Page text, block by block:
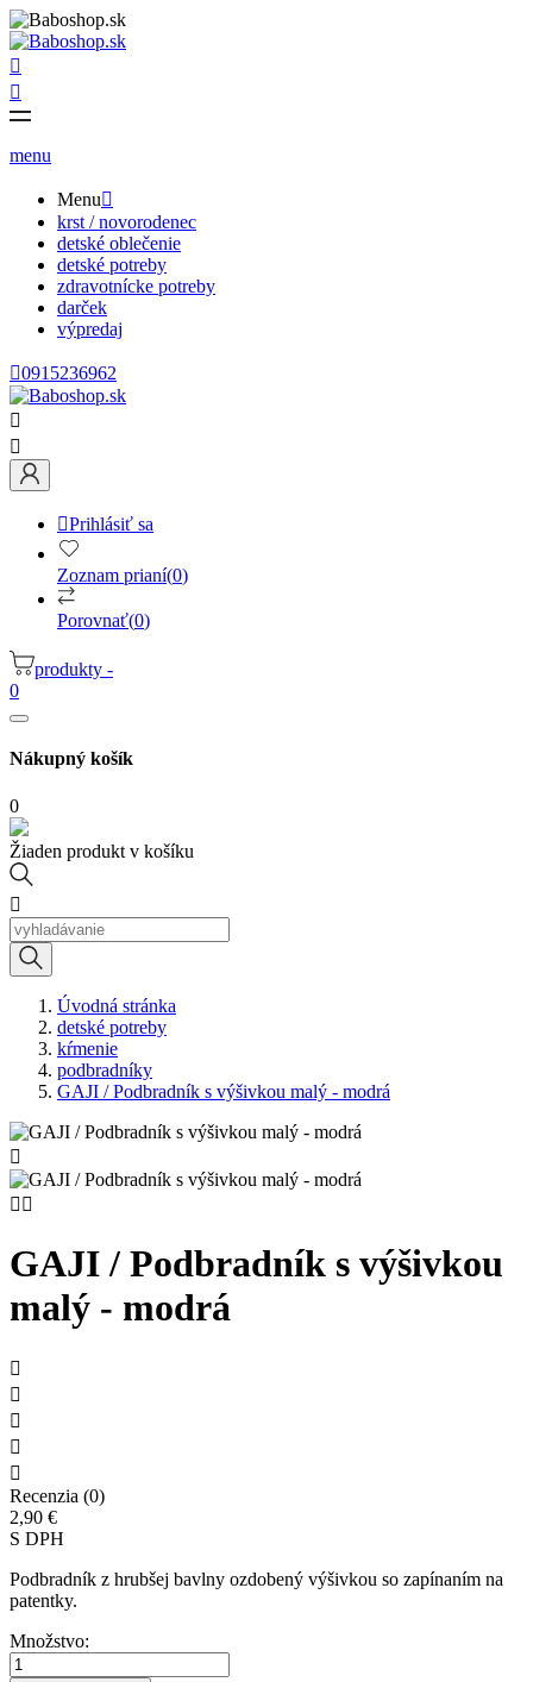


menu
Menu
krst / novorodenec
detské oblečenie
detské potreby
zdravotnícke potreby
darček
výpredaj
0915236962


Prihlásiť sa
Zoznam prianí(0)
Porovnať(0)
produkty -
0
Nákupný košík
0
Žiaden produkt v košíku

Úvodná stránka
detské potreby
kŕmenie
podbradníky
GAJI / Podbradník s výšivkou malý - modrá

 
GAJI / Podbradník s výšivkou
malý - modrá





Recenzia (0)
2,90 €
S DPH
Podbradník z hrubšej bavlny ozdobený výšivkou so zapínaním na
patentky.
Množstvo: